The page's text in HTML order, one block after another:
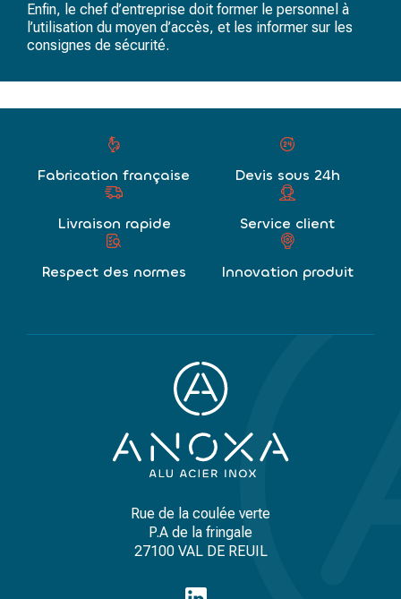
Enfin, le chef d’entreprise doit former le personnel à
l’utilisation du moyen d’accès, et les informer sur les
consignes de sécurité.
Fabrication française Devis sous 24h
Livraison rapide Service client
Respect des normes Innovation produit
Rue de la coulée verte
P.A de la fringale
27100 VAL DE REUIL